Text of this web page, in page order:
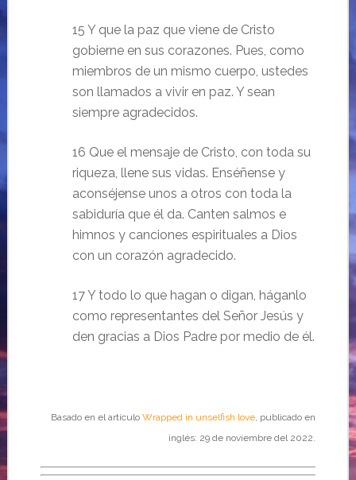
15 Y que la paz que viene de Cristo
gobierne en sus corazones. Pues, como
miembros de un mismo cuerpo, ustedes
son llamados a vivir en paz. Y sean
siempre agradecidos.
16 Que el mensaje de Cristo, con toda su
riqueza, llene sus vidas. Enséñense y
aconséjense unos a otros con toda la
sabiduría que él da. Canten salmos e
himnos y canciones espirituales a Dios
con un corazón agradecido.
17 Y todo lo que hagan o digan, háganlo
como representantes del Señor Jesús y
den gracias a Dios Padre por medio de él.
Basado en el artículoWrapped in unselfish love, publicado en
inglés: 29 de noviembre del 2022.